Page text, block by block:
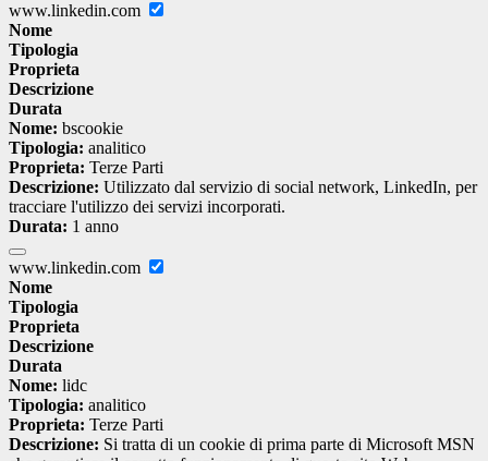
www.linkedin.com
Nome
Tipologia
Proprieta
Descrizione
Durata
Nome: bscookie
Tipologia: analitico
Proprieta: Terze Parti
Descrizione: Utilizzato dal servizio di social network, LinkedIn, per
tracciare l'utilizzo dei servizi incorporati.
Durata: 1 anno
www.linkedin.com
Nome
Tipologia
Proprieta
Descrizione
Durata
Nome: lidc
Tipologia: analitico
Proprieta: Terze Parti
Descrizione: Si tratta di un cookie di prima parte di Microsoft MSN